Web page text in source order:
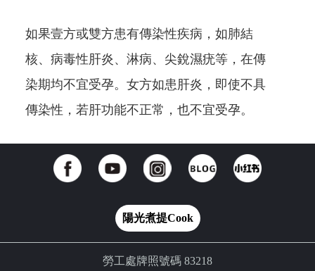
如果壹方或雙方患有傳染性疾病，如肺結
核、病毒性肝炎、淋病、尖銳濕疣等，在傳
染期均不宜受孕。女方如患肝炎，即使不具
傳染性，若肝功能不正常，也不宜受孕。
陽光煮提Cook
勞工處牌照號碼 83218